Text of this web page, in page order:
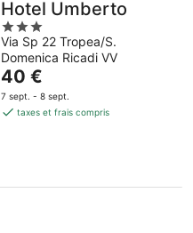
Hotel Umberto
3
out
of
5
Via Sp 22 Tropea/S.
Domenica Ricadi VV
Le
prix
est
40 €
7 sept. - 8 sept.
taxes et frais compris